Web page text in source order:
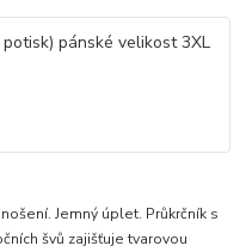
Jemný úplet. Průkrčník s
švů zajišťuje tvarovou